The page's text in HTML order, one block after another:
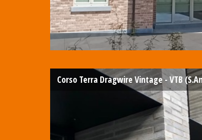
Corso Terra Dragwire Vintage - VTB